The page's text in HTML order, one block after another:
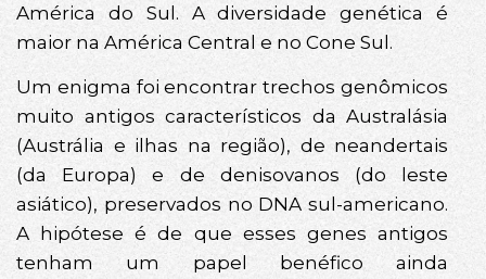
América do Sul. A diversidade genética é
maior na América Central e no Cone Sul.
Um enigma foi encontrar trechos genômicos
muito antigos característicos da Australásia
(Austrália e ilhas na região), de neandertais
(da Europa) e de denisovanos (do leste
asiático), preservados no DNA sul-americano.
A hipótese é de que esses genes antigos
tenham um papel benéfico ainda